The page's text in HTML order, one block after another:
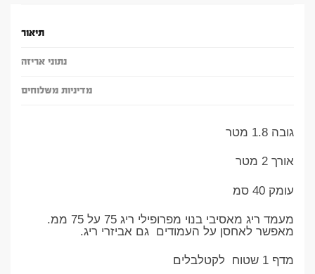
תיאור
נתוני אריזה
מדיניות משלוחים
גובה 1.8 מטר
אורך 2 מטר
עומק 40 סמ
מעמד ריג מאסיבי בנוי מפרופילי ריג 75 על 75 ממ.
מאפשר לאחסן על העמודים גם אביזרי ריג.
מדף 1 שטוח לקטלבלים